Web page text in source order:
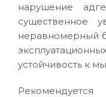
нарушение
существенное
неравномерный
устойчивость к